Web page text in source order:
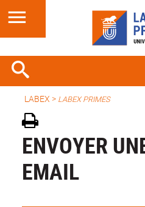
LABEX > LABEX PRIMES
ENVOYER
EMAIL